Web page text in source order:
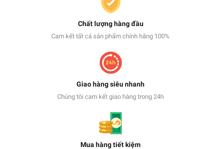
Chất lượng hàng đầu
Cam kết tất cả sản phẩm chính hãng 100%
Giao hàng siêu nhanh
Chúng tôi cam kết giao hàng trong 24h
Mua hàng tiết kiệm